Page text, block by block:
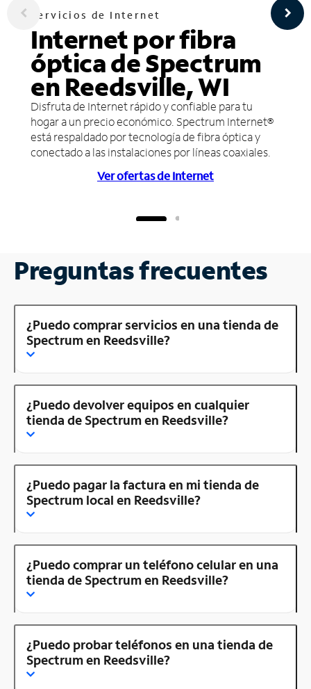
Servicios de Internet
Internet por fibra
óptica de Spectrum
en Reedsville, WI
Disfruta de Internet rápido y confiable para tu
hogar a un precio económico. Spectrum Internet®
está respaldado por tecnología de fibra óptica y
conectado a las instalaciones por líneas coaxiales.
Ver ofertas de Internet
Preguntas frecuentes
¿Puedo comprar servicios en una tienda de
Spectrum en Reedsville?
¿Puedo devolver equipos en cualquier
tienda de Spectrum en Reedsville?
¿Puedo pagar la factura en mi tienda de
Spectrum local en Reedsville?
¿Puedo comprar un teléfono celular en una
tienda de Spectrum en Reedsville?
¿Puedo probar teléfonos en una tienda de
Spectrum en Reedsville?